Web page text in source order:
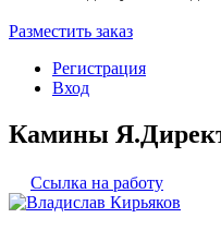
Разместить заказ
Регистрация
Вход
Камины
Ссылка на работу